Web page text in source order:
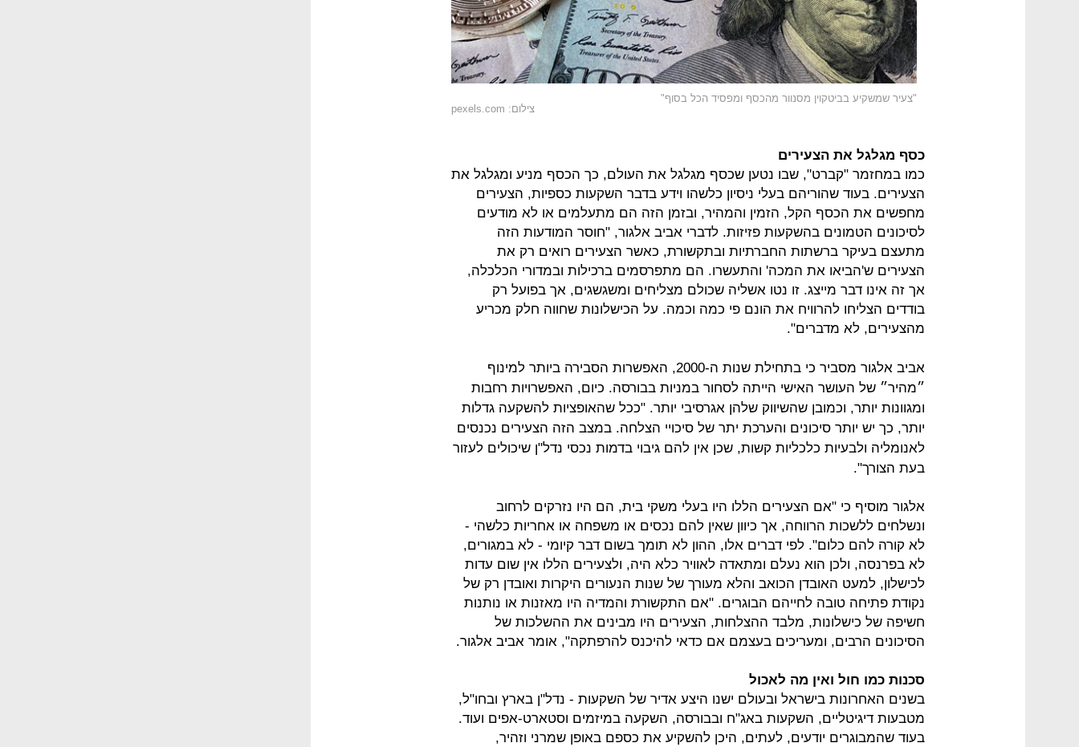
"צעיר שמשקיע בביטקוין מסנוור מהכסף ומפסיד הכל בסוף"
צילום: pexels.com
כסף מגלגל את הצעירים
כמו במחזמר "קברט", שבו נטען שכסף מגלגל את העולם, כך הכסף מניע ומגלגל את
הצעירים. בעוד שהוריהם בעלי ניסיון כלשהו וידע בדבר השקעות כספיות, הצעירים
מחפשים את הכסף הקל, הזמין והמהיר, ובזמן הזה הם מתעלמים או לא מודעים
לסיכונים הטמונים בהשקעות פזיזות. לדברי אביב אלגור, "חוסר המודעות הזה
מתעצם בעיקר ברשתות החברתיות ובתקשורת, כאשר הצעירים רואים רק את
הצעירים ש'הביאו את המכה' והתעשרו. הם מתפרסמים ברכילות ובמדורי הכלכלה,
אך זה אינו דבר מייצג. זו נטו אשליה שכולם מצליחים ומשגשגים, אך בפועל רק
בודדים הצליחו להרוויח את הונם פי כמה וכמה. על הכישלונות שחווה חלק מכריע
מהצעירים, לא מדברים".
אביב אלגור מסביר כי בתחילת שנות ה-2000, האפשרות הסבירה ביותר למינוף
״מהיר״ של העושר האישי הייתה לסחור במניות בבורסה. כיום, האפשרויות רחבות
ומגוונות יותר, וכמובן שהשיווק שלהן אגרסיבי יותר. "ככל שהאופציות להשקעה גדלות
יותר, כך יש יותר סיכונים והערכת יתר של סיכויי הצלחה. במצב הזה הצעירים נכנסים
לאנומליה ולבעיות כלכליות קשות, שכן אין להם גיבוי בדמות נכסי נדל"ן שיכולים לעזור
בעת הצורך".
אלגור מוסיף כי "אם הצעירים הללו היו בעלי משקי בית, הם היו נזרקים לרחוב
ונשלחים ללשכות הרווחה, אך כיוון שאין להם נכסים או משפחה או אחריות כלשהי -
לא קורה להם כלום". לפי דברים אלו, ההון לא תומך בשום דבר קיומי - לא במגורים,
לא בפרנסה, ולכן הוא נעלם ומתאדה לאוויר כלא היה, ולצעירים הללו אין שום עדות
לכישלון, למעט האובדן הכואב והלא מעורך של שנות הנעורים היקרות ואובדן רק של
נקודת פתיחה טובה לחייהם הבוגרים. "אם התקשורת והמדיה היו מאזנות או נותנות
חשיפה של כישלונות, מלבד ההצלחות, הצעירים היו מבינים את ההשלכות של
הסיכונים הרבים, ומעריכים בעצמם אם כדאי להיכנס להרפתקה", אומר אביב אלגור.
סכנות כמו חול ואין מה לאכול
בשנים האחרונות בישראל ובעולם ישנו היצע אדיר של השקעות - נדל"ן בארץ ובחו"ל,
מטבעות דיגיטליים, השקעות באג"ח ובבורסה, השקעה במיזמים וסטארט-אפים ועוד.
בעוד שהמבוגרים יודעים, לעתים, היכן להשקיע את כספם באופן שמרני וזהיר,